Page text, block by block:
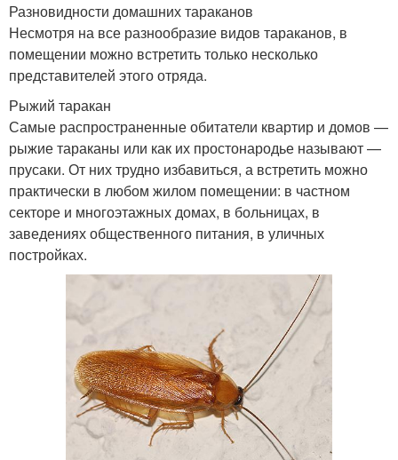
Разновидности домашних тараканов
Несмотря на все разнообразие видов тараканов, в
помещении можно встретить только несколько
представителей этого отряда.
Рыжий таракан
Самые распространенные обитатели квартир и домов —
рыжие тараканы или как их простонародье называют —
прусаки. От них трудно избавиться, а встретить можно
практически в любом жилом помещении: в частном
секторе и многоэтажных домах, в больницах, в
заведениях общественного питания, в уличных
постройках.